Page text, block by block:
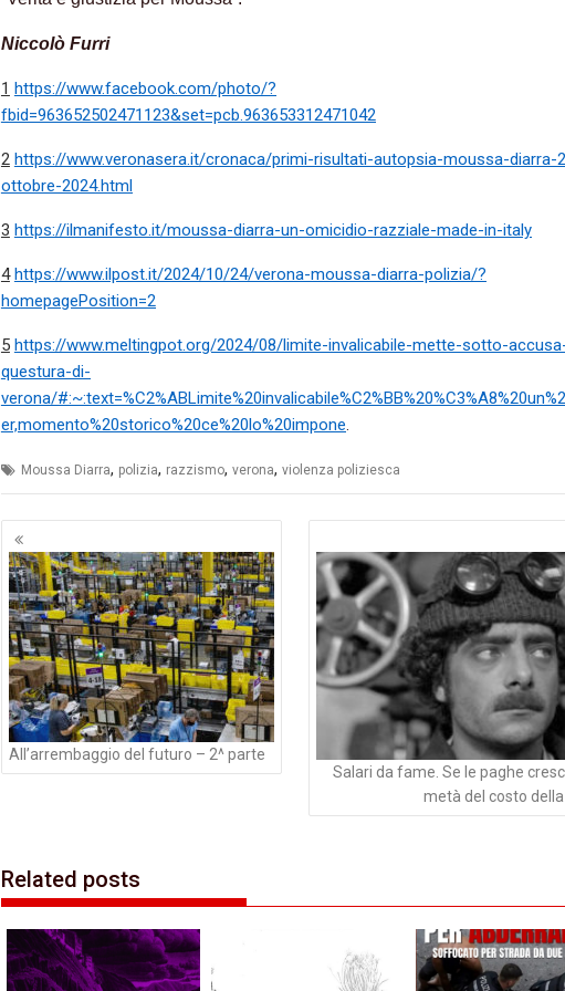
Niccolò Furri
1 https://www.facebook.com/photo/?
fbid=963652502471123&set=pcb.963653312471042
2 https://www.veronasera.it/cronaca/primi-risultati-autopsia-moussa-diarra-
ottobre-2024.html
3 https://ilmanifesto.it/moussa-diarra-un-omicidio-razziale-made-in-italy
4 https://www.ilpost.it/2024/10/24/verona-moussa-diarra-polizia/?
homepagePosition=2
5 https://www.meltingpot.org/2024/08/limite-invalicabile-mette-sotto-
questura-di-
verona/
er,momento%20storico%20ce%20lo%20impone.
Moussa Diarra, polizia, razzismo, verona, violenza poliziesca
Navigazione
articoli
All’arrembaggio del futuro – 2^ parte
Salari da fame. Se le paghe
metà del costo
Related posts